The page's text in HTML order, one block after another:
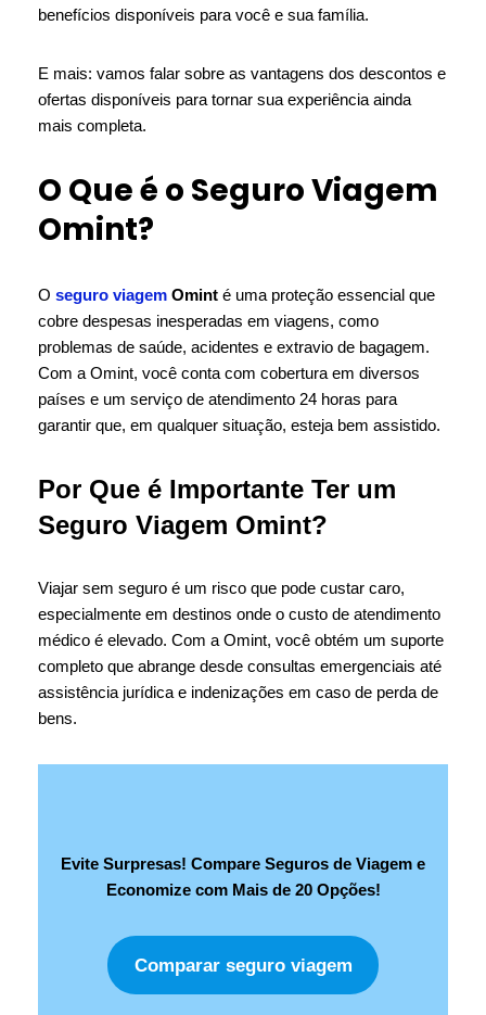
benefícios disponíveis para você e sua família.
E mais: vamos falar sobre as vantagens dos descontos e
ofertas disponíveis para tornar sua experiência ainda
mais completa.
O Que é o Seguro Viagem
Omint?
O seguro viagem Omint é uma proteção essencial que
cobre despesas inesperadas em viagens, como
problemas de saúde, acidentes e extravio de bagagem.
Com a Omint, você conta com cobertura em diversos
países e um serviço de atendimento 24 horas para
garantir que, em qualquer situação, esteja bem assistido.
Por Que é Importante Ter um
Seguro Viagem Omint?
Viajar sem seguro é um risco que pode custar caro,
especialmente em destinos onde o custo de atendimento
médico é elevado. Com a Omint, você obtém um suporte
completo que abrange desde consultas emergenciais até
assistência jurídica e indenizações em caso de perda de
bens.
Evite Surpresas! Compare Seguros de Viagem e
Economize com Mais de 20 Opções!
Comparar seguro viagem